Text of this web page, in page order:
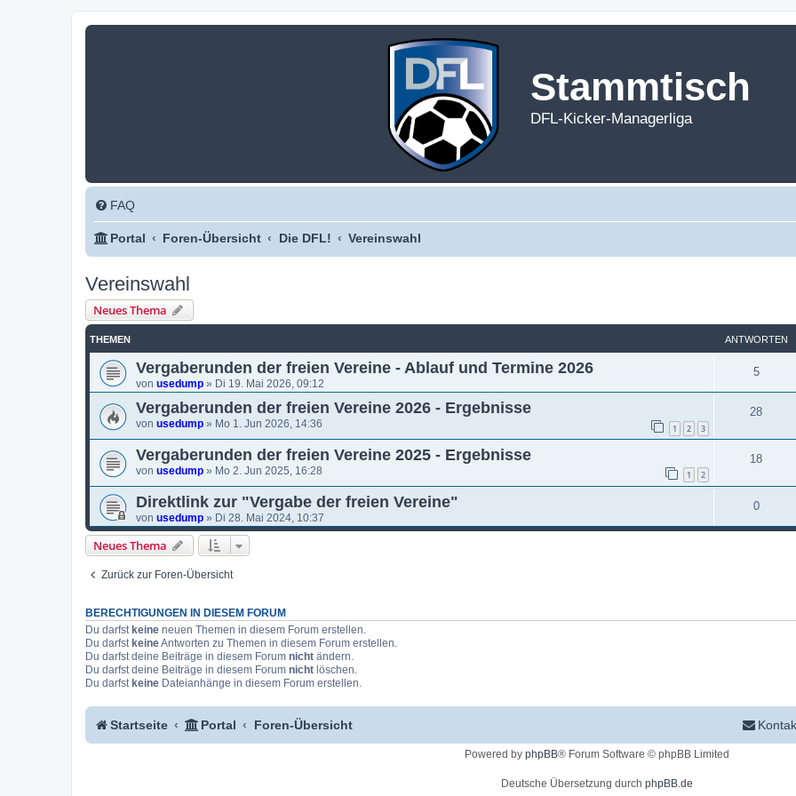
Stammtisch
DFL-Kicker-Managerliga
FAQ
Portal Foren-Übersicht Die DFL! Vereinswahl
Vereinswahl
Neues Thema
THEMEN ANTWORTEN
Vergaberunden der freien Vereine - Ablauf und Termine 2026
von usedump » Di 19. Mai 2026, 09:12
5A
n
r
t
Vergaberunden der freien Vereine 2026 - Ergebnisse
von usedump » Mo 1. Jun 2026, 14:36 1 2 3
28A
n
t
w
Vergaberunden der freien Vereine 2025 - Ergebnisse
von usedump » Mo 2. Jun 2025, 16:28 1 2
18A
n
w
Direktlink zur "Vergabe der freien Vereine"
von usedump » Di 28. Mai 2024, 10:37
0A
n
n
Neues Thema
Zurück zur Foren-Übersicht
BERECHTIGUNGEN IN DIESEM FORUM
Du darfst keine neuen Themen in diesem Forum erstellen.
Du darfst keineAntworten zu Themen in diesem Forum erstellen.
Du darfst deine Beiträge in diesem Forum nicht ändern.
Du darfst deine Beiträge in diesem Forum nicht löschen.
Du darfst keine Dateianhänge in diesem Forum erstellen.
Startseite Portal Foren-Übersicht
Powered by phpBB® Forum Software © phpBB Limited
Deutsche Übersetzung durch phpBB.de